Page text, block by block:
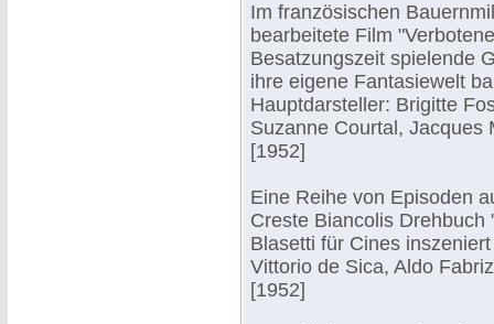
Im französischen
bearbeitete Film
Besatzungszeit spielende
ihre eigene Fantasiewelt
Hauptdarsteller: Brigitte
Suzanne Courtal, Jacques
[1952]
Eine Reihe von Episoden
Creste Biancolis
Blasetti für Cines
Vittorio de Sica, Aldo
[1952]